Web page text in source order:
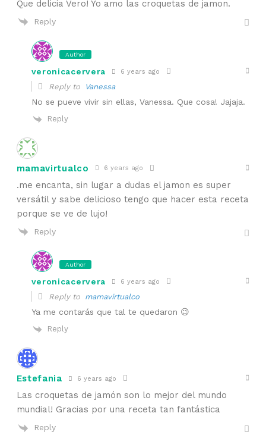
Que delicia Vero! Yo amo las croquetas de jamon.
Reply
Author
veronicacervera 6 years ago
Reply to Vanessa
No se pueve vivir sin ellas, Vanessa. Que cosa! Jajaja.
Reply
mamavirtualco 6 years ago
.me encanta, sin lugar a dudas el jamon es super
versátil y sabe delicioso tengo que hacer esta receta
porque se ve de lujo!
Reply
Author
veronicacervera 6 years ago
Reply to mamavirtualco
Ya me contarás que tal te quedaron 😉
Reply
Estefania 6 years ago
Las croquetas de jamón son lo mejor del mundo
mundial! Gracias por una receta tan fantástica
Reply